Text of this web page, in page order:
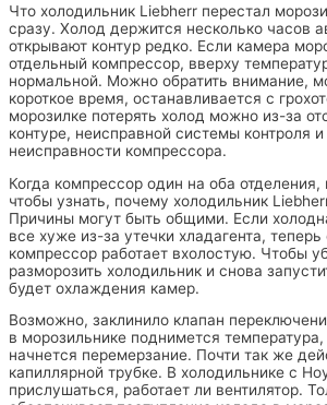
Что холодильник Liebherr перестал
сразу. Холод держится несколько часов
открывают контур редко. Если камера
отдельный компрессор, вверху
нормальной. Можно обратить внимание,
короткое время, останавливается с
морозилке потерять холод можно из-за
контуре, неисправной системы контроля
неисправности компрессора.
Когда компрессор один на оба
чтобы узнать, почему холодильник
Причины могут быть общими. Если
все хуже из-за утечки хладагента, теперь
компрессор работает вхолостую. Чтобы
разморозить холодильник и снова
будет охлаждения камер.
Возможно, заклинило клапан
в морозильнике поднимется
начнется перемерзание. Почти так же
капиллярной трубке. В холодильнике с
прислушаться, работает ли вентилятор.